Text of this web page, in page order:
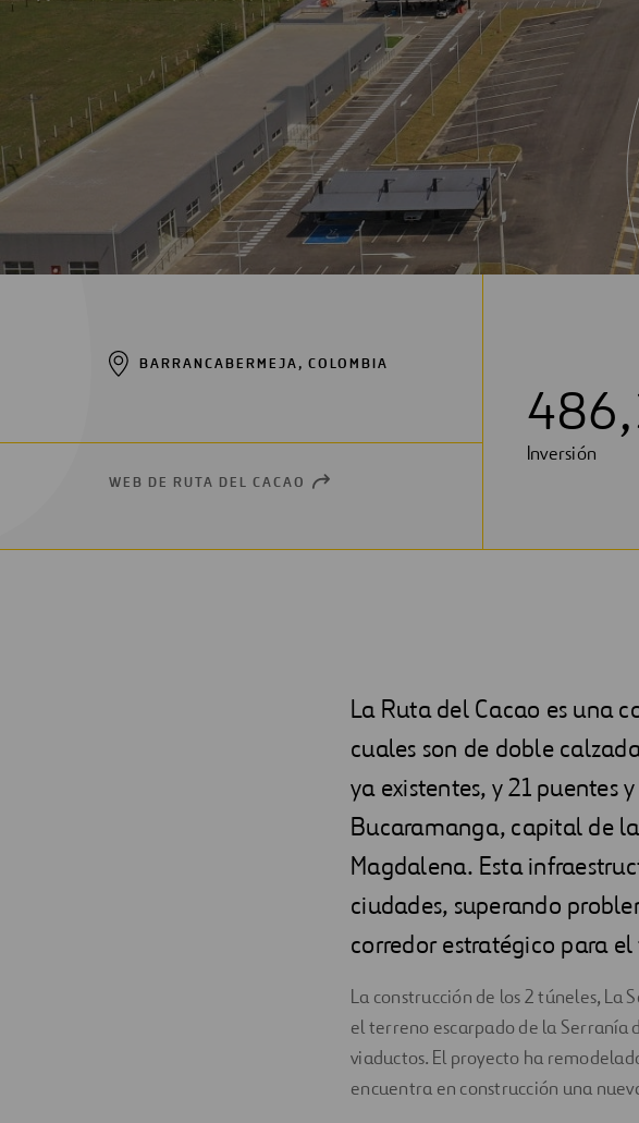
Digitalización
Automatización
Ingeniería
BARRANCABERMEJA, COLOMBIA
WEB DE RUTA DEL CACAO OPEN
486,
Inversión
La Ruta del Cacao es una
cuales son de doble
ya existentes, y 21 puentes
Bucaramanga, capital de
Magdalena. Esta
ciudades, superando
corredor estratégico para
La construcción de los 2 túneles, La
el terreno escarpado de la Serranía
viaductos. El proyecto ha
encuentra en construcción una